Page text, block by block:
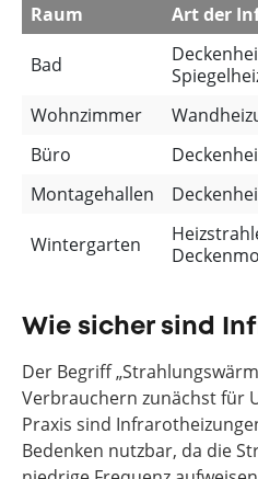
Raum Art der
Bad
Wohnzimmer
Büro
Montagehallen
Wintergarten
Wie sicher sind
Der Begriff
Verbrauchern zunächst für
Praxis sind
Bedenken nutzbar, da die